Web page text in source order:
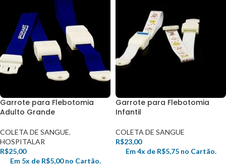
Garrote para Flebotomia
Adulto Grande
COLETA DE SANGUE,
HOSPITALAR
R$25,00
Em 5x de R$5,00 no Cartão.
Garrote para Flebotomia
Infantil
COLETA DE SANGUE
R$23,00
Em 4x de R$5,75 no Cartão.